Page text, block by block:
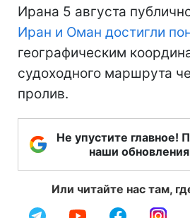
Ирана 5 августа
Иран и Оман достигли
географическим
судоходного маршрута
пролив.
Не упустите главное!
наши
Или читайте нас там,